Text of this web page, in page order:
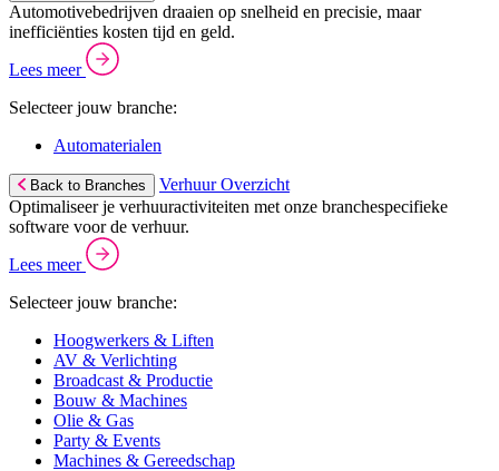
Automotivebedrijven draaien op snelheid en precisie, maar
inefficiënties kosten tijd en geld.
Lees meer
Selecteer jouw branche:
Automaterialen
Back to Branches
Verhuur Overzicht
Optimaliseer je verhuuractiviteiten met onze branchespecifieke
software voor de verhuur.
Lees meer
Selecteer jouw branche:
Hoogwerkers & Liften
AV & Verlichting
Broadcast & Productie
Bouw & Machines
Olie & Gas
Party & Events
Machines & Gereedschap